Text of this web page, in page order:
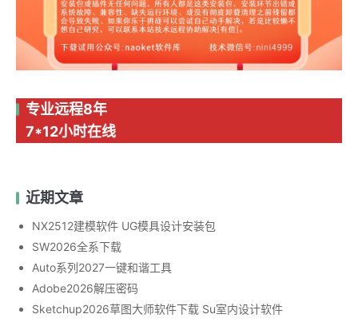
专业远程8年
7*12小时在线
近期文章
NX2512建模软件 UG模具设计安装包
SW2026全系下载
Auto系列2027一键和谐工具
Adobe2026解压密码
Sketchup2026草图大师软件下载 Su室内设计软件